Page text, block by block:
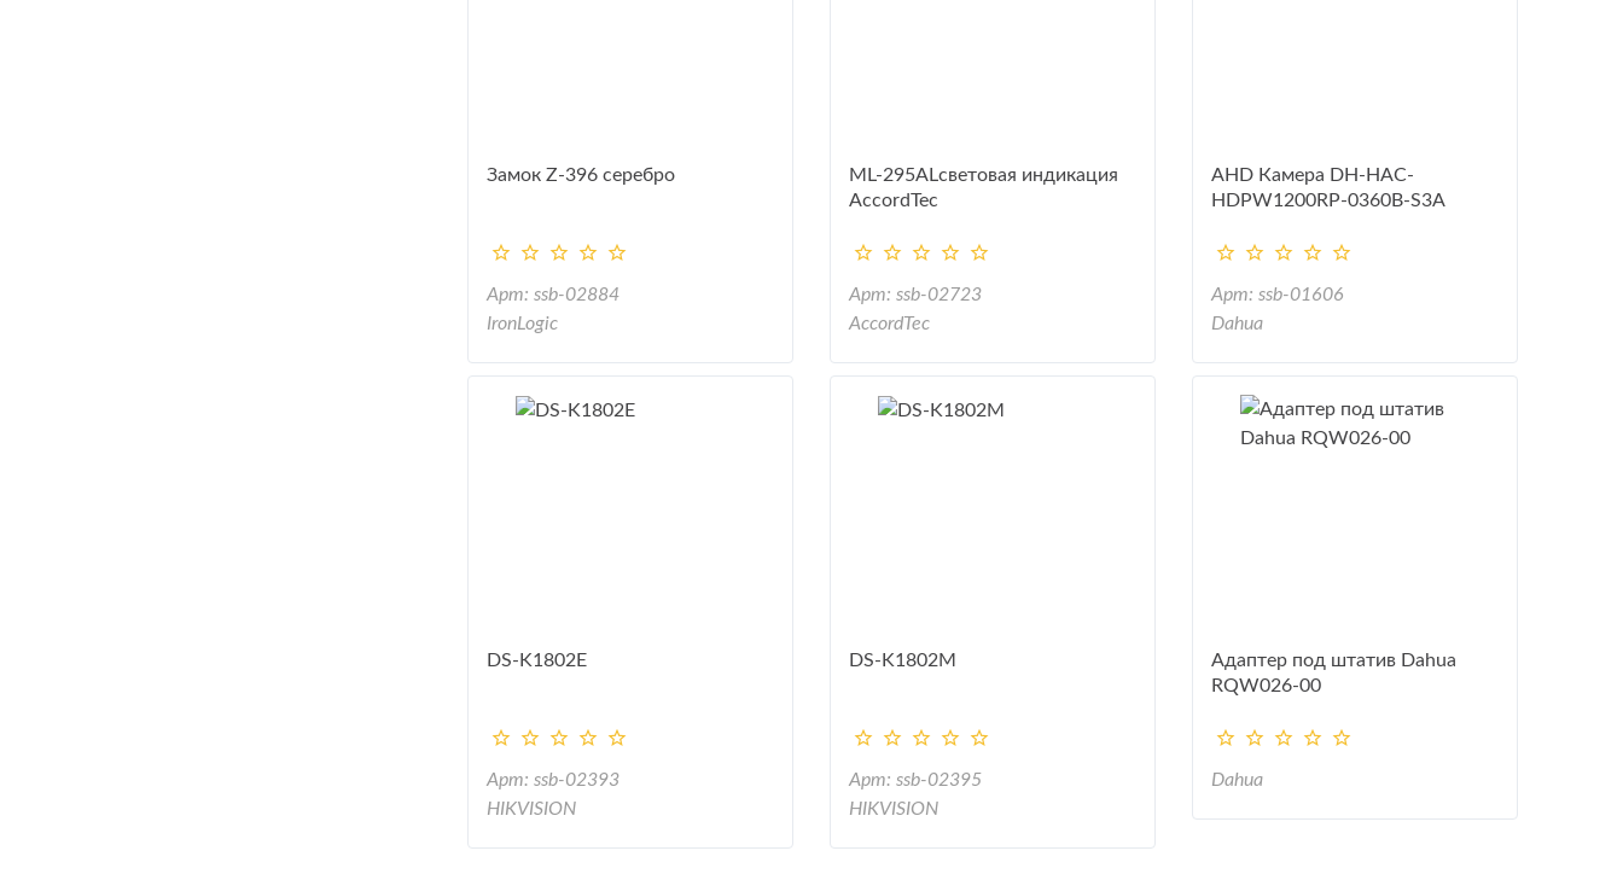
Замок Z-396 серебро
Арт: ssb-02884
IronLogic
ML-295ALсветовая индикация
AccordTec
Арт: ssb-02723
AccordTec
AHD Камера DH-HAC-
HDPW1200RP-0360B-S3A
Арт: ssb-01606
Dahua
DS-K1802E
Арт: ssb-02393
HIKVISION
DS-K1802M
Арт: ssb-02395
HIKVISION
Адаптер под штатив Dahua
RQW026-00
Dahua